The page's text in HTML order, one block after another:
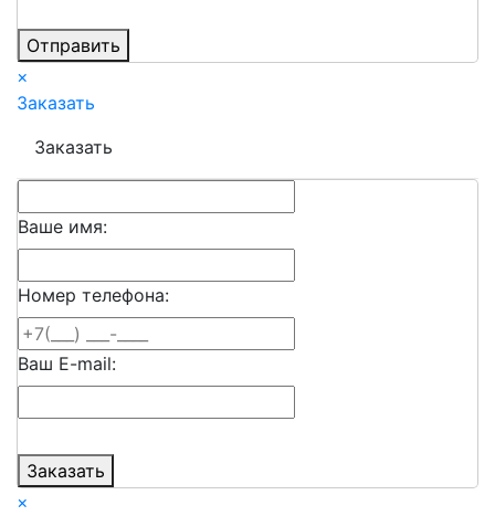
Отправить
×
Заказать
Заказать
Ваше имя:
Номер телефона:
Ваш E-mail:
Заказать
×